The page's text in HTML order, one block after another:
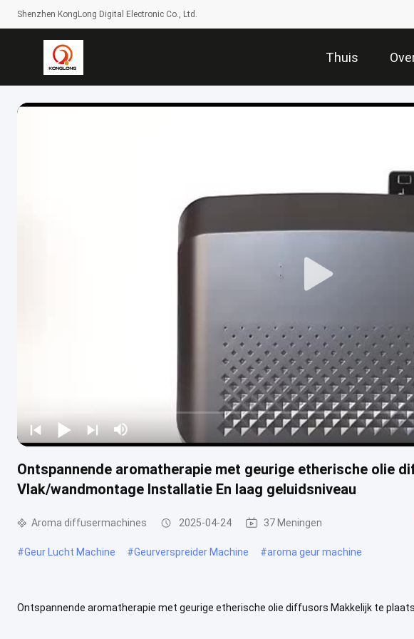
Shenzhen KongLong Digital Electronic Co., Ltd.
Thuis
Ontspannende aromatherapie met geurige etherische olie
Vlak/wandmontage Installatie En laag geluidsniveau
Aroma diffusermachines 2025-04-24 37 Meningen
#Geur Lucht Machine #Geurverspreider Machine #aroma geur machine
Ontspannende aromatherapie met geurige etherische olie diffusors Makkelijk te